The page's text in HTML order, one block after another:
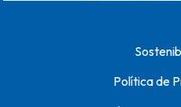
Política de